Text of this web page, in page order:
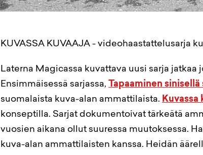
KUVASSA KUVAAJA - videohaastattelusarja
Laterna Magicassa kuvattava uusi sarja
Ensimmäisessä sarjassa, Tapaaminen sinisellä
suomalaista kuva-alan ammattilaista. Kuvassa
konseptilla. Sarjat dokumentoivat tärkeätä
vuosien aikana ollut suuressa muutoksessa.
kuva-alan ammattilaisten kanssa. Heidän